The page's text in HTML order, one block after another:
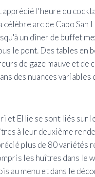
apprécié l'heure du
arc de Cabo San
un dîner de buffet
le pont. Des tables en
de gaze mauve et de
des nuances variables
et Ellie se sont liés sur
à leur deuxième
plus de 80 variétés
les huîtres dans le
au menu et dans le